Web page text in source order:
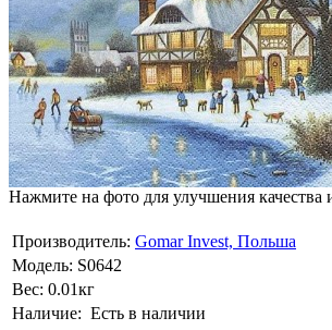
Нажмите на фото для улучшения качества
Производитель: Gomar Invest, Польша
Модель: S0642
Вес: 0.01кг
Наличие: Есть в наличии